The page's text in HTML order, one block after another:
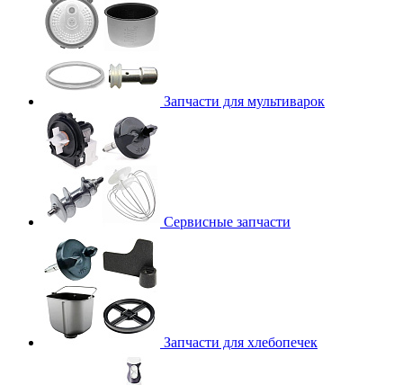
Запчасти для мультиварок
Сервисные запчасти
Запчасти для хлебопечек